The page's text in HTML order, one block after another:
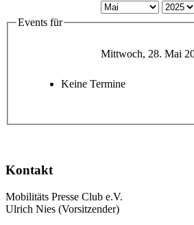
Events für
Mittwoch, 28. Mai
Keine Termine
Kontakt
Mobilitäts Presse Club e.V.
Ulrich Nies (Vorsitzender)